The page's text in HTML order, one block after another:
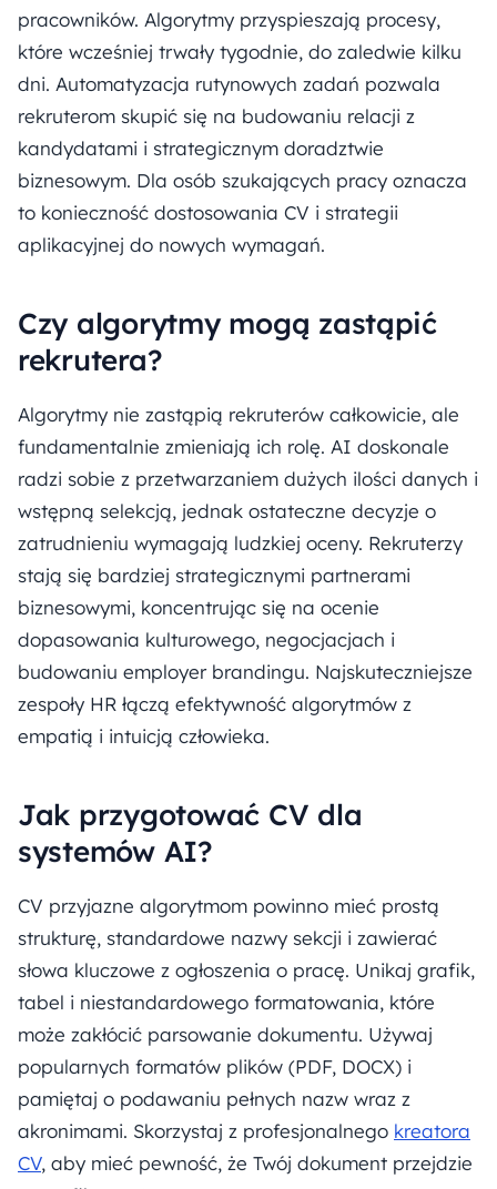
pracowników. Algorytmy przyspieszają procesy,
które wcześniej trwały tygodnie, do zaledwie kilku
dni. Automatyzacja rutynowych zadań pozwala
rekruterom skupić się na budowaniu relacji z
kandydatami i strategicznym doradztwie
biznesowym. Dla osób szukających pracy oznacza
to konieczność dostosowania CV i strategii
aplikacyjnej do nowych wymagań.
Czy algorytmy mogą zastąpić
rekrutera?
Algorytmy nie zastąpią rekruterów całkowicie, ale
fundamentalnie zmieniają ich rolę. AI doskonale
radzi sobie z przetwarzaniem dużych ilości danych i
wstępną selekcją, jednak ostateczne decyzje o
zatrudnieniu wymagają ludzkiej oceny. Rekruterzy
stają się bardziej strategicznymi partnerami
biznesowymi, koncentrując się na ocenie
dopasowania kulturowego, negocjacjach i
budowaniu employer brandingu. Najskuteczniejsze
zespoły HR łączą efektywność algorytmów z
empatią i intuicją człowieka.
Jak przygotować CV dla
systemów AI?
CV przyjazne algorytmom powinno mieć prostą
strukturę, standardowe nazwy sekcji i zawierać
słowa kluczowe z ogłoszenia o pracę. Unikaj grafik,
tabel i niestandardowego formatowania, które
może zakłócić parsowanie dokumentu. Używaj
popularnych formatów plików (PDF, DOCX) i
pamiętaj o podawaniu pełnych nazw wraz z
akronimami. Skorzystaj z profesjonalnego kreatora
CV, aby mieć pewność, że Twój dokument przejdzie